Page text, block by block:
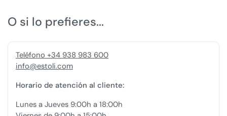
O si lo prefieres...
Teléfono +34 938 983 600
info@estoli.com
Horario de atención al cliente:
Lunes a Jueves 9:00h a 18:00h